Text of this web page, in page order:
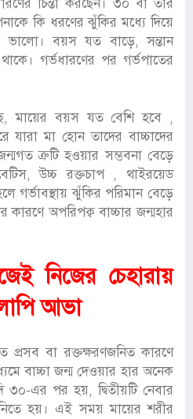
চিন্তা করছেন। ৩০ বা তার
কি ধরণের ঝুঁকির মধ্যে দিয়ে
ভালো। বয়স যত বাড়ে, সন্তান
গর্ভধারণের পর গর্ভপাতের
মায়ের বয়স যত বেশি হবে ,
মা হোন তাদের বাচ্চাদের
ত্রুটি হওয়ার সম্ভবনা বেড়ে
উচ্চ রক্তচাপ , থাইরয়েড
গর্ভাবস্থায় ঝুঁকির পরিমান বেড়ে
কারণে অপরিপক্ব বাচ্চার জন্মহার
নিজের চেহারায়
আভা
প্রসব বা রক্তক্ষরণজনিত কারণে
বাচ্চা জন্ম দেওয়ার হার অনেক
৩০-এর পর হয়, দ্বিতীয়টি নেবার
হয়। এই সময় মায়ের শরীর